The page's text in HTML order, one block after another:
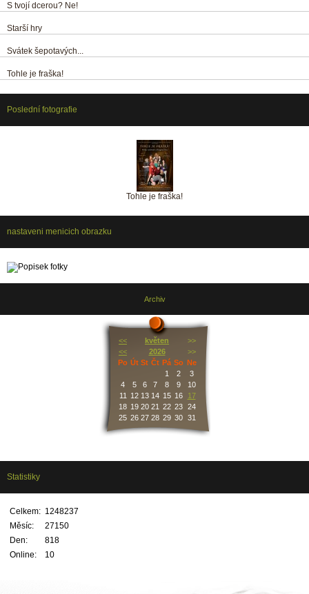
S tvojí dcerou? Ne!
Starší hry
Svátek šepotavých...
Tohle je fraška!
Poslední fotografie
Tohle je fraška!
nastaveni menicich obrazku
Archiv
<< květen
>>
<<
2026
>>
Po Út St Čt Pá So Ne
1
2
3
4
5 6 7 8 9
10
11
12 13 14 15 16
17
18 19 20 21 22 23 24
25 26 27 28 29 30 31
Statistiky
Online: 10
Celkem: 1248237
Měsíc:
27150
Den:
818